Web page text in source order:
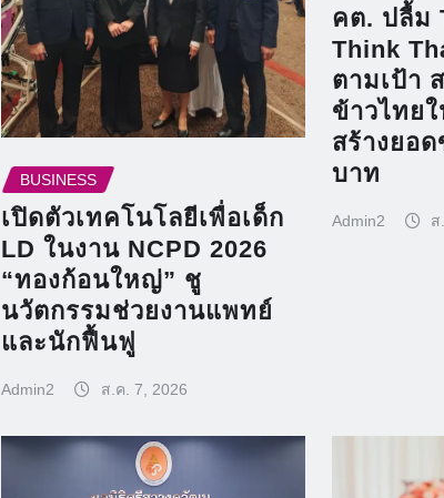
BUSINESS
เปิดตัวเทคโนโลยีเพื่อเด็ก
LD ในงาน NCPD 2026
“ทองก้อนใหญ่” ชู
นวัตกรรมช่วยงานแพทย์
และนักฟื้นฟู
Admin2 ส.ค. 7, 2026
คต. ปลื้ม
Think
ตามเป้า
ข้าวไทย
สร้างยอ
บาท
Admin2 ส